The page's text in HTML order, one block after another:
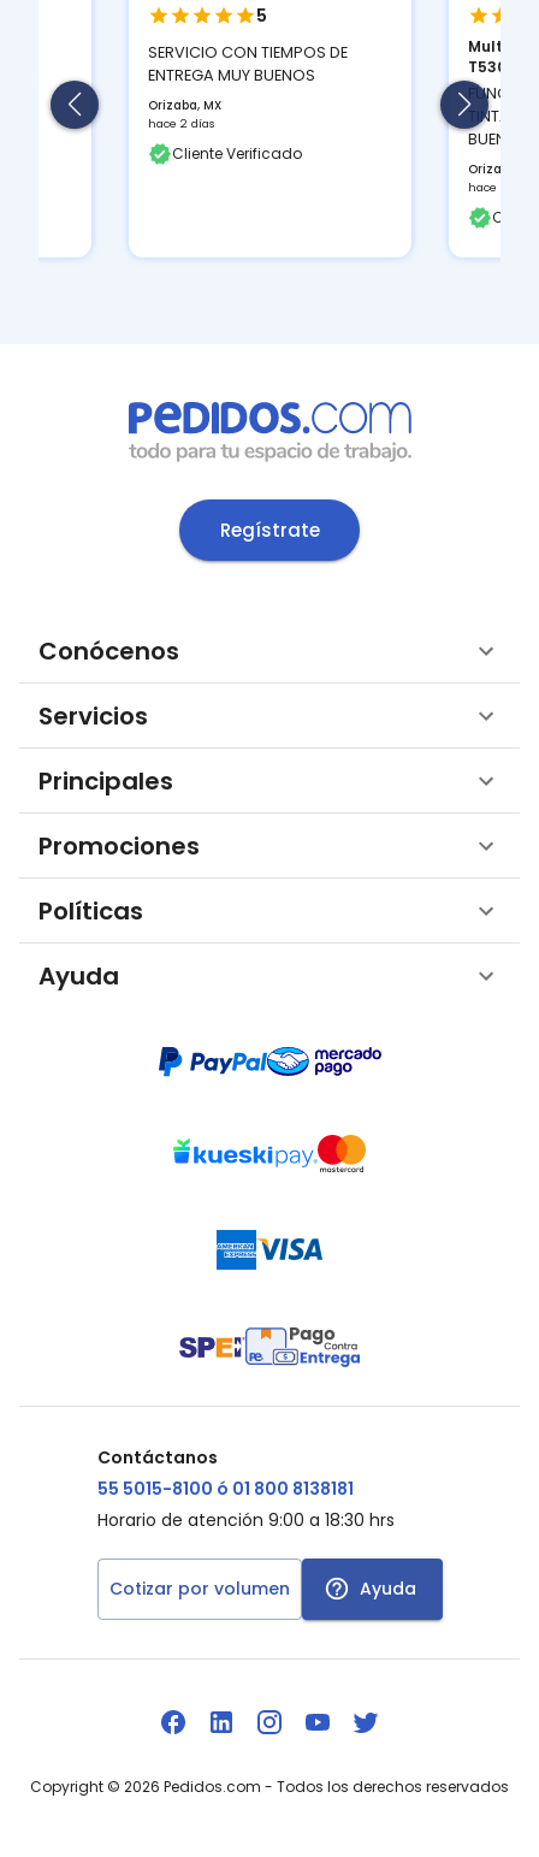
5
SERVICIO CON TIEMPOS DE
ENTREGA MUY BUENOS
Orizaba, MX
hace 2 días
Cliente Verificado
T530D...
TINTAS
BUEN
Orizaba,
hace 2 días
Regístrate
Conócenos
Servicios
Principales
Promociones
Políticas
Ayuda
Contáctanos
55 5015-8100 ó 01 800 8138181
Horario de atención 9:00 a 18:30 hrs
Cotizar por volumen Ayuda
Copyright © 2026 Pedidos.com - Todos los derechos reservados